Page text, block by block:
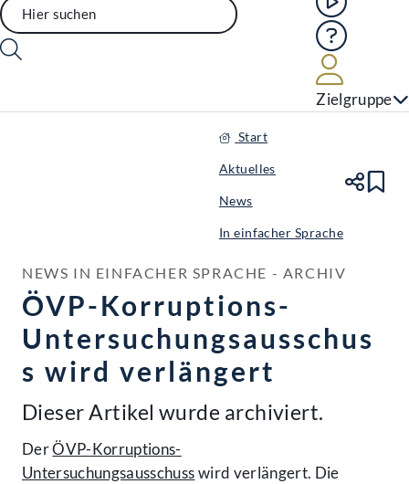
Hilfe
Zielgruppe
Start
Aktuelles
News
In einfacher Sprache
NEWS IN EINFACHER SPRACHE - ARCHIV
ÖVP-Korruptions-
Untersuchungsausschus
s wird verlängert
Dieser Artikel wurde archiviert.
DerÖVP-Korruptions-
Untersuchungsausschusswird verlängert. Die